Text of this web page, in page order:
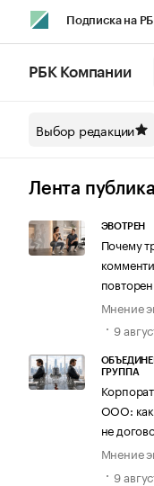
Подписка на
Спецпроекты
Технологии и
РБК Компании
Выбор редакции
Лента
ЭВОТРЕН
Почему
Мнение
9
ГРУППА
ООО: как
не
Мнение
9